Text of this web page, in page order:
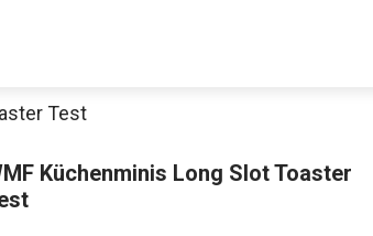
Test
Küchenminis Long Slot Toaster